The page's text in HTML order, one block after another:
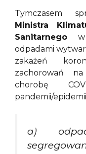
Tymczasem
Ministra
Sanitarnego w
odpadami
zakażeń
zachorowań
chorobę
pandemii/
a)